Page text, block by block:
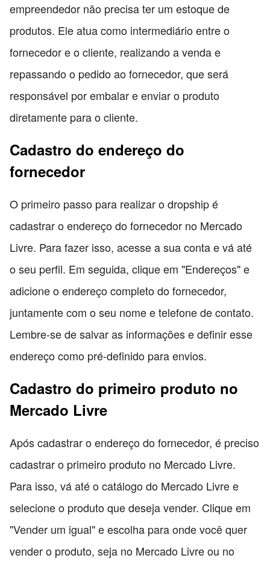
empreendedor não precisa ter um estoque de
produtos. Ele atua como intermediário entre o
fornecedor e o cliente, realizando a venda e
repassando o pedido ao fornecedor, que será
responsável por embalar e enviar o produto
diretamente para o cliente.
Cadastro do endereço do
fornecedor
O primeiro passo para realizar o dropship é
cadastrar o endereço do fornecedor no Mercado
Livre. Para fazer isso, acesse a sua conta e vá até
o seu perfil. Em seguida, clique em "Endereços" e
adicione o endereço completo do fornecedor,
juntamente com o seu nome e telefone de contato.
Lembre-se de salvar as informações e definir esse
endereço como pré-definido para envios.
Cadastro do primeiro produto no
Mercado Livre
Após cadastrar o endereço do fornecedor, é preciso
cadastrar o primeiro produto no Mercado Livre.
Para isso, vá até o catálogo do Mercado Livre e
selecione o produto que deseja vender. Clique em
"Vender um igual" e escolha para onde você quer
vender o produto, seja no Mercado Livre ou no